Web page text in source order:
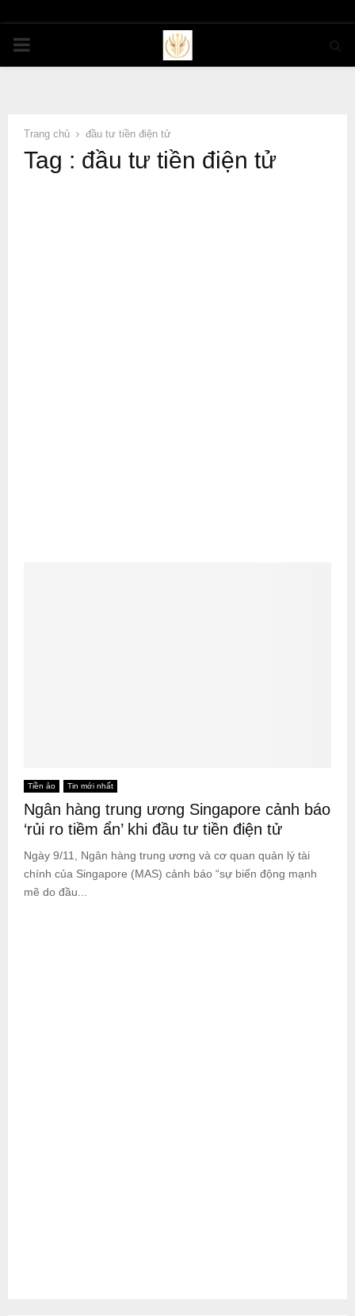
PRIMARY
Trang chủ đầu tư tiền điện tử
Tag : đầu tư tiền điện tử
Tiền ảo Tin mới nhất
Ngân hàng trung ương Singapore cảnh báo
‘rủi ro tiềm ẩn’ khi đầu tư tiền điện tử
Ngày 9/11, Ngân hàng trung ương và cơ quan quản lý tài
chính của Singapore (MAS) cảnh báo “sự biến động mạnh
mẽ do đầu...